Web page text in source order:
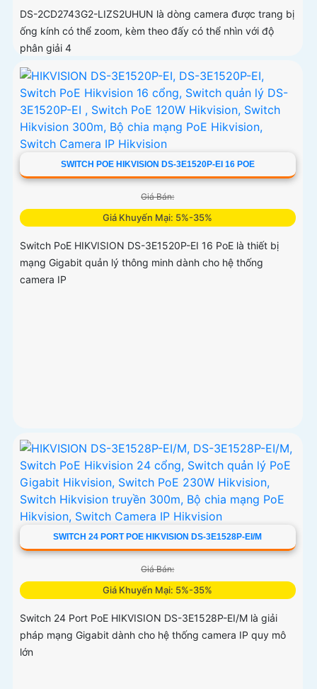
DS-2CD2743G2-LIZS2UHUN là dòng camera được trang bị
ống kính có thể zoom, kèm theo đấy có thể nhìn với độ
phân giải 4
SWITCH POE HIKVISION DS-3E1520P-EI 16 POE
Giá Bán:
Giá Khuyến Mại: 5%-35%
Switch PoE HIKVISION DS-3E1520P-EI 16 PoE là thiết bị
mạng Gigabit quản lý thông minh dành cho hệ thống
camera IP
SWITCH 24 PORT POE HIKVISION DS-3E1528P-EI/M
Giá Bán:
Giá Khuyến Mại: 5%-35%
Switch 24 Port PoE HIKVISION DS-3E1528P-EI/M là giải
pháp mạng Gigabit dành cho hệ thống camera IP quy mô
lớn